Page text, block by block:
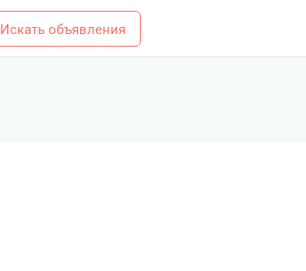
Искать объявления